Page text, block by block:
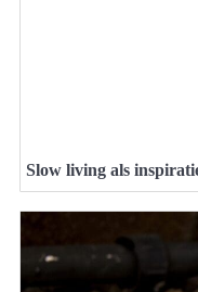
Slow living als